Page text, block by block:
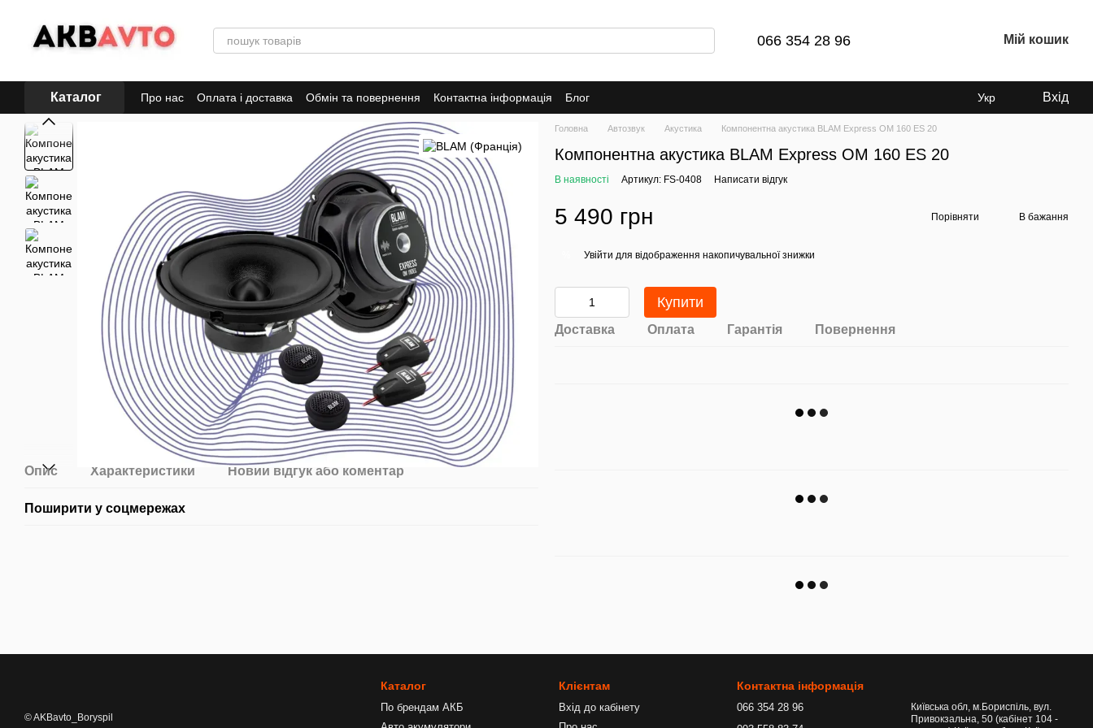
066 354 28 96 Мій кошик
Каталог Про нас Оплата і доставка Обмін та повернення Контактна інформація Блог Укр Вхід
Опис Характеристики Новий відгук або коментар
Поширити у соцмережах
Головна Автозвук Акустика Компонентна акустика BLAM Express OM 160 ES 20
Компонентна акустика BLAM Express OM 160 ES 20
В наявності Артикул: FS-0408 Написати відгук
5 490 грн Порівняти В бажання
Увійти для відображення накопичувальної знижки
Купити
Доставка Оплата Гарантія Повернення
© AKBavto_Boryspil
Каталог
По брендам АКБ
Клієнтам
Вхід до кабінету
Контактна інформація
066 354 28 96
Київська обл, м.Бориспіль, вул.
Привокзальна, 50 (кабінет 104 -